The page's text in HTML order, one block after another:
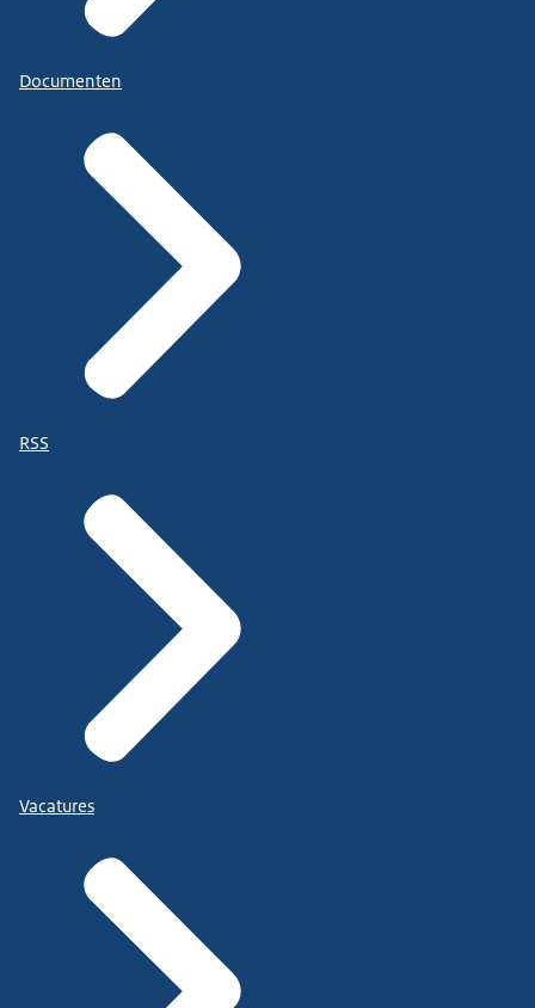
Documenten
RSS
Vacatures